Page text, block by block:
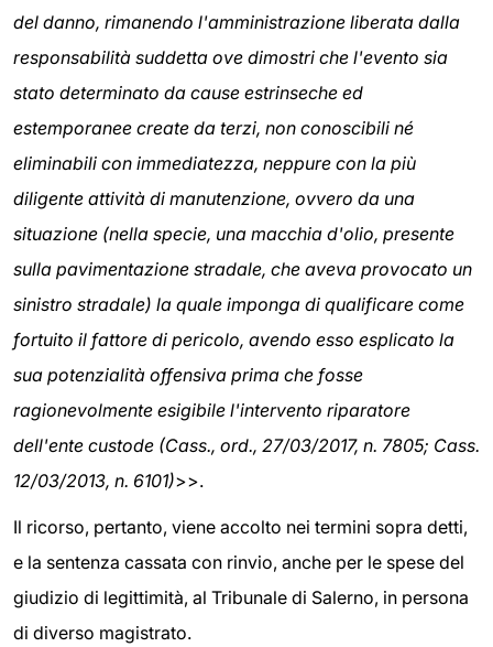
del danno, rimanendo l'amministrazione liberata dalla
responsabilità suddetta ove dimostri che l'evento sia
stato determinato da cause estrinseche ed
estemporanee create da terzi, non conoscibili né
eliminabili con immediatezza, neppure con la più
diligente attività di manutenzione, ovvero da una
situazione (nella specie, una macchia d'olio, presente
sulla pavimentazione stradale, che aveva provocato un
sinistro stradale) la quale imponga di qualificare come
fortuito il fattore di pericolo, avendo esso esplicato la
sua potenzialità offensiva prima che fosse
ragionevolmente esigibile l'intervento riparatore
dell'ente custode (Cass., ord., 27/03/2017, n. 7805; Cass.
12/03/2013, n. 6101)>>.
Il ricorso, pertanto, viene accolto nei termini sopra detti,
e la sentenza cassata con rinvio, anche per le spese del
giudizio di legittimità, al Tribunale di Salerno, in persona
di diverso magistrato.